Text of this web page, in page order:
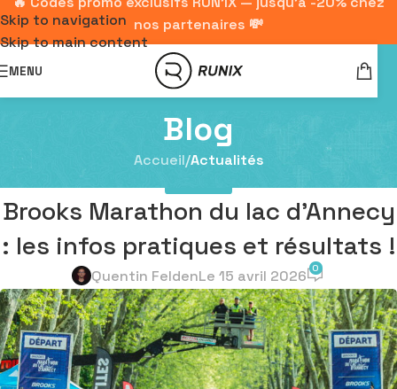
Skip to navigation
Skip to main content
nos partenaires 💸
MENU
Blog
Accueil/Actualités
Brooks Marathon du lac d’Annecy
: les infos pratiques et résultats !
Quentin FeldenLe 15 avril 2026 0